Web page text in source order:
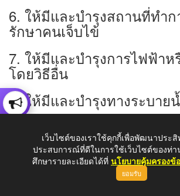
6. ให้มีและบำรุงสถานที่ทำ
รักษาคนเจ็บไข้
7. ให้มีและบำรุงการไฟฟ้าห
โดยวิธีอื่น
8. ให้มีและบำรุงทางระบาย
9. เทศพาณิฃย์
► พระราชบัญญัติกำหนดแ
ตอนการกระจายอำนาจให้
เว็บไซต์ของเราใช้คุกกี้เพื่อพัฒนาประ
ประสบการณ์ที่ดีในการใช้เว็บไซต์ของท่
ศึกษารายละเอียดได้ที่ นโยบายคุ้มครองข้
ยอมรับ